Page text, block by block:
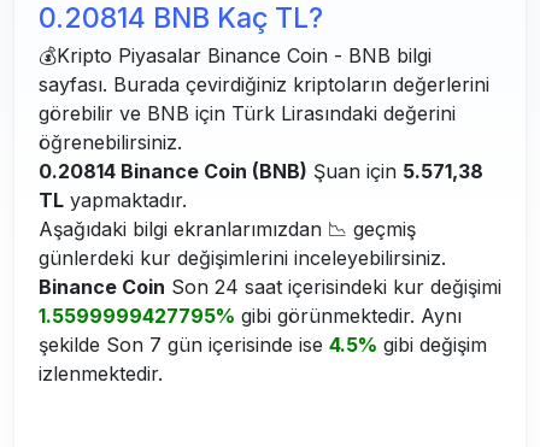
0.20814 BNB Kaç TL?
💰Kripto Piyasalar Binance Coin - BNB bilgi
sayfası. Burada çevirdiğiniz kriptoların değerlerini
görebilir ve BNB için Türk Lirasındaki değerini
öğrenebilirsiniz.
0.20814 Binance Coin (BNB) Şuan için 5.571,38
TL yapmaktadır.
Aşağıdaki bilgi ekranlarımızdan 📉 geçmiş
günlerdeki kur değişimlerini inceleyebilirsiniz.
Binance Coin Son 24 saat içerisindeki kur değişimi
1.5599999427795% gibi görünmektedir. Aynı
şekilde Son 7 gün içerisinde ise 4.5% gibi değişim
izlenmektedir.